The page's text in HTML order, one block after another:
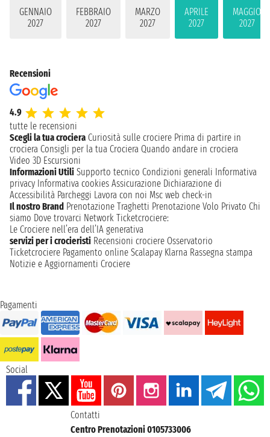
GENNAIO
2027
FEBBRAIO
2027
MARZO
2027
APRILE
2027
MAGGIO
2027
Recensioni
4.9
tutte le recensioni
Scegli la tua crociera Curiosità sulle crociere Prima di partire in
crociera Consigli per la tua Crociera Quando andare in crociera
Video 3D Escursioni
Informazioni Utili Supporto tecnico Condizioni generali Informativa
privacy Informativa cookies Assicurazione Dichiarazione di
Accessibilità Parcheggi Lavora con noi Msc web check-in
Il nostro Brand Prenotazione Traghetti Prenotazione Volo Privato Chi
siamo Dove trovarci Network Ticketcrociere:
Le Crociere nell’era dell’IA generativa
servizi per i crocieristi Recensioni crociere Osservatorio
Ticketcrociere Pagamento online Scalapay Klarna Rassegna stampa
Notizie e Aggiornamenti Crociere
Pagamenti
Social
Contatti
Centro Prenotazioni 0105733006